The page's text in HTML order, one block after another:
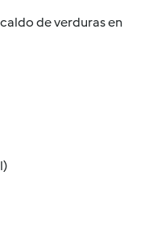
de verduras en